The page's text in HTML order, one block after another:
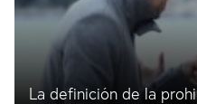
La definición de la